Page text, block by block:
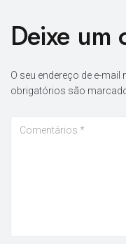
Deixe um
O seu endereço de e-
obrigatórios são